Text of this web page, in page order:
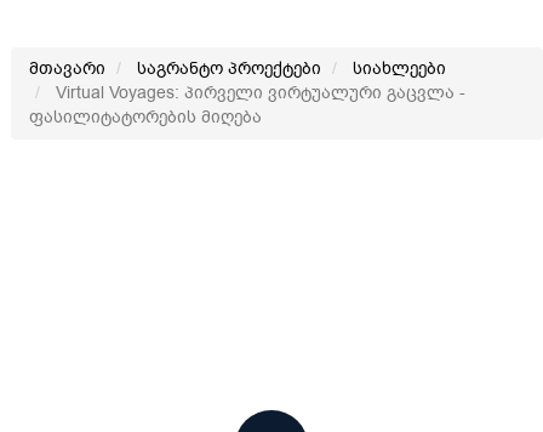
მთავარი საგრანტო პროექტები
სიახლეები
Virtual Voyages: პირველი ვირტუალური გაცვლა -
ფასილიტატორების მიღება